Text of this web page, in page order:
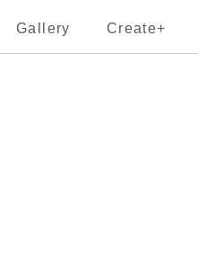
Gallery Create+